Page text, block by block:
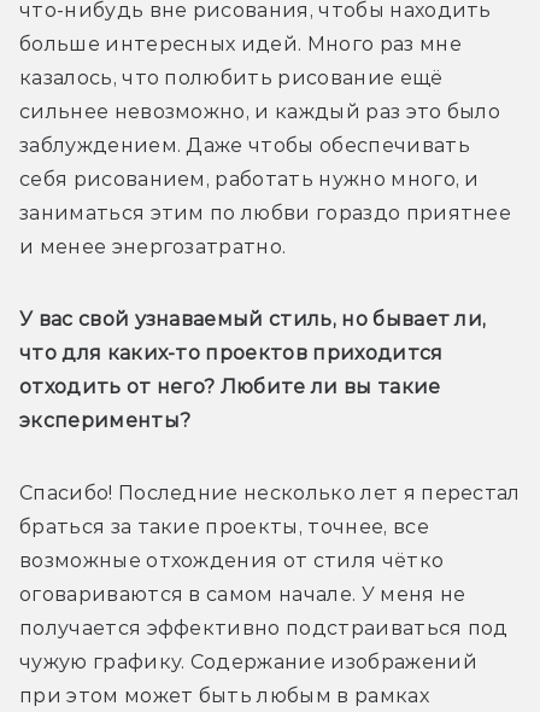
что-нибудь вне рисования, чтобы находить
больше интересных идей. Много раз мне
казалось, что полюбить рисование ещё
сильнее невозможно, и каждый раз это было
заблуждением. Даже чтобы обеспечивать
себя рисованием, работать нужно много, и
заниматься этим по любви гораздо приятнее
и менее энергозатратно.
У вас свой узнаваемый стиль, но бывает ли,
что для каких-то проектов приходится
отходить от него? Любите ли вы такие
эксперименты?
Спасибо! Последние несколько лет я перестал
браться за такие проекты, точнее, все
возможные отхождения от стиля чётко
оговариваются в самом начале. У меня не
получается эффективно подстраиваться под
чужую графику. Содержание изображений
при этом может быть любым в рамках